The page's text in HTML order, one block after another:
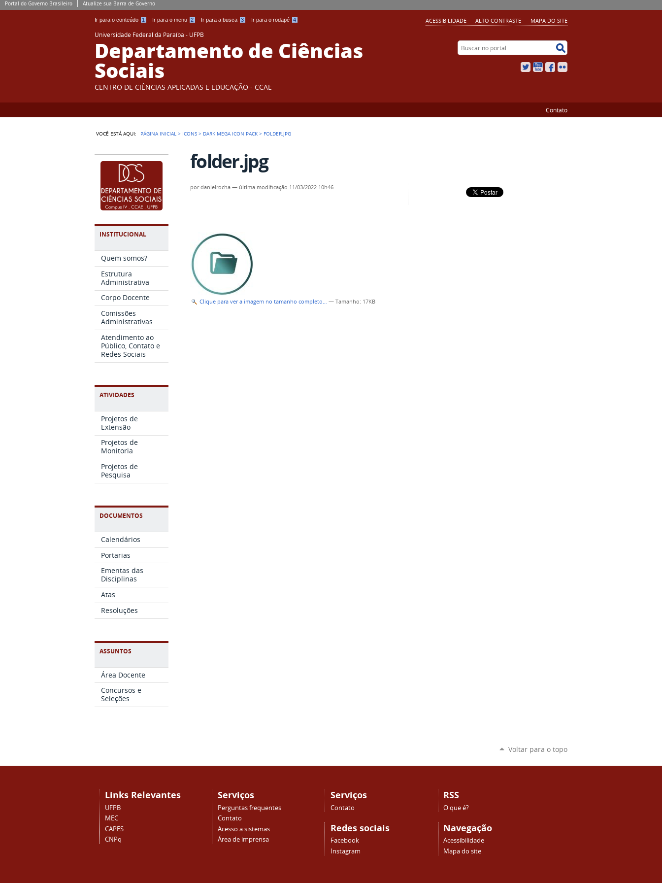
Portal do Governo Brasileiro Atualize sua Barra de Governo
Ir para o conteúdo 1 Ir para o menu 2 Ir para a busca 3 Ir para o rodapé 4 ACESSIBILIDADE ALTO CONTRASTE MAPA DO SITE
Universidade Federal da Paraíba - UFPB
Departamento de Ciências
Sociais
CENTRO DE CIÊNCIAS APLICADAS E EDUCAÇÃO - CCAE
Buscar no portal
TwitterYouTubeFacebook
Contato
VOCÊ ESTÁ AQUI: PÁGINA INICIAL > ICONS > DARK MEGA ICON PACK > FOLDER.JPG
INSTITUCIONAL
Quem somos?
Estrutura
Administrativa
Corpo Docente
Comissões
Administrativas
Atendimento ao
Público, Contato e
Redes Sociais
ATIVIDADES
Projetos de
Extensão
Projetos de
Monitoria
Projetos de
Pesquisa
DOCUMENTOS
Calendários
Portarias
Ementas das
Disciplinas
Atas
Resoluções
ASSUNTOS
Área Docente
Concursos e
Seleções
folder.jpg
pordanielrocha — última modificação 11/03/2022 10h46
Clique para ver a imagem no tamanho completo… —Tamanho: 17KB
Voltar para o topo
Links Relevantes
UFPB
MEC
CAPES
CNPq
Serviços
Perguntas frequentes
Contato
Acesso a sistemas
Área de imprensa
Serviços
Contato
Redes sociais
Facebook
Instagram
RSS
O que é?
Navegação
Acessibilidade
Mapa do site